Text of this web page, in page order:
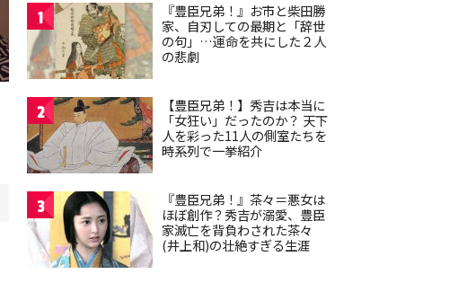
1
『豊臣兄弟！』お市と柴田勝
家、自刃しての最期と「辞世
の句」…運命を共にした２人
の悲劇
2
【豊臣兄弟！】秀吉は本当に
「女狂い」だったのか？ 天下
人を彩った11人の側室たちを
時系列で一挙紹介
3
『豊臣兄弟！』茶々＝悪女は
ほぼ創作？秀吉が溺愛、豊臣
家滅亡を背負わされた茶々
(井上和)の壮絶すぎる生涯